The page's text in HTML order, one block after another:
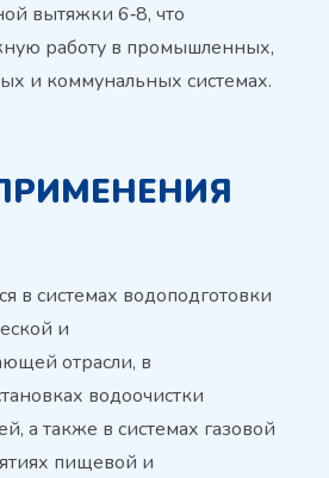
вытяжки 6‑8, что
работу в промышленных,
и коммунальных системах.
в системах водоподготовки
и
отрасли, в
водоочистки
а также в системах газовой
пищевой и